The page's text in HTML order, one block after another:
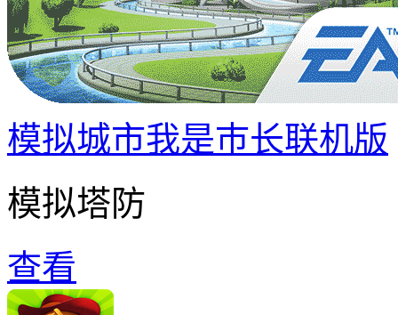
模拟城市我是巿长联机版
模拟塔防
查看